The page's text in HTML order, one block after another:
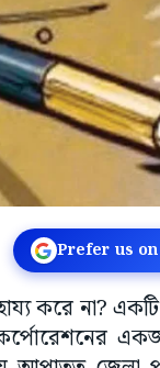
Prefer us
করে না?